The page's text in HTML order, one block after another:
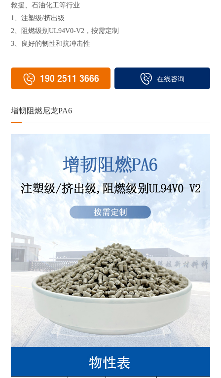
救援、石油化工等行业
1、注塑级/挤出级
2、阻燃级别UL94V0-V2，按需定制
3、良好的韧性和抗冲击性
190 2511 3666 在线咨询
增韧阻燃尼龙PA6